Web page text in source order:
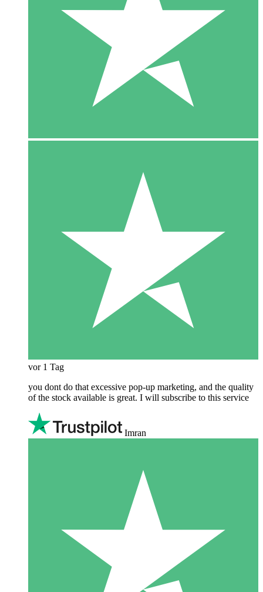
vor 1 Tag
you dont do that excessive pop-up marketing, and the quality
of the stock available is great. I will subscribe to this service
Imran